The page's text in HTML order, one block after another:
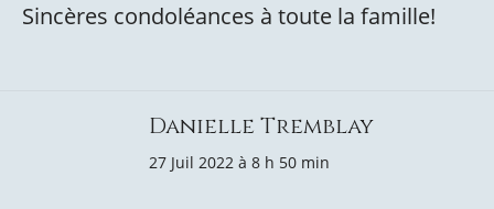
Sincères condoléances à toute la famille!
Danielle Tremblay
27 Juil 2022 à 8 h 50 min